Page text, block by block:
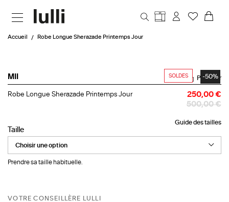
Accueil Robe Longue Sherazade Printemps Jour
SOLDES -50%
MII
Robe
Jour
Partager
Robe Longue Sherazade Printemps Jour
500,00 €
250,00 €
Guide des tailles
Taille
Prendre sa taille habituelle.
VOTRE CONSEILLÈRE LULLI